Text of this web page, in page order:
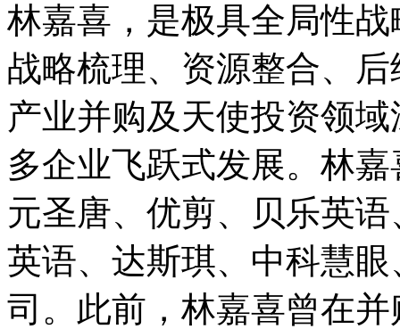
林嘉喜，是极具全局性
战略梳理、资源整合、
产业并购及天使投资领
多企业飞跃式发展。林
元圣唐、优剪、贝乐英
英语、达斯琪、中科慧
司。此前，林嘉喜曾在